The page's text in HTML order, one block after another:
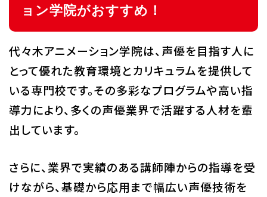
ョン学院がおすすめ！
代々木アニメーション学院は、声優を目指す人に
とって優れた教育環境とカリキュラムを提供して
いる専門校です。その多彩なプログラムや高い指
導力により、多くの声優業界で活躍する人材を輩
出しています。
さらに、業界で実績のある講師陣からの指導を受
けながら、基礎から応用まで幅広い声優技術を